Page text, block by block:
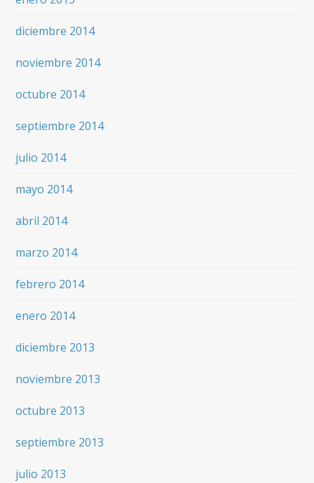
diciembre 2014
noviembre 2014
octubre 2014
septiembre 2014
julio 2014
mayo 2014
abril 2014
marzo 2014
febrero 2014
enero 2014
diciembre 2013
noviembre 2013
octubre 2013
septiembre 2013
julio 2013